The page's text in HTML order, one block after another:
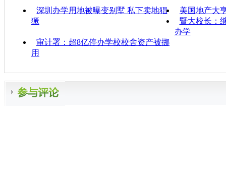
深圳办学用地被曝变别墅 私下卖地猖
獗
美国地产大
暨大校长：
办学
审计署：超8亿停办学校校舍资产被挪
用